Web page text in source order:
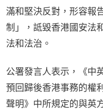
滿和堅決反對，形容報
制」，詆毀香港國安法
法和法治。
公署發言人表示，《中
預回歸後香港事務的權
聲明》中所規定的與英